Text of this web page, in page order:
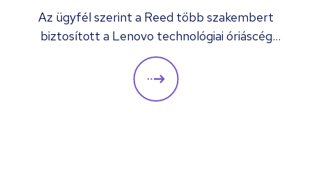
több megüresedett állását
betölti
Az ügyfél szerint a Reed több szakembert
biztosított a Lenovo technológiai óriáscég
számára, akik „mind segítenek a céget a
következő szintre emelni.